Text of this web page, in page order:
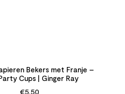
Bekers met Franje –
Cups | Ginger Ray
€5.50